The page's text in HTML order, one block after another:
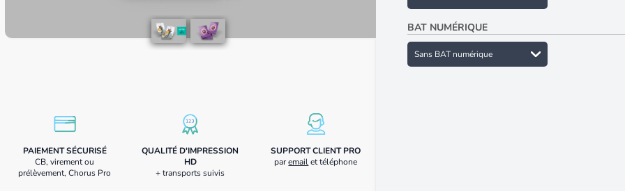
PAIEMENT SÉCURISÉ
CB, virement ou
prélèvement, Chorus Pro
QUALITÉ D'IMPRESSION
HD
+ transports suivis
SUPPORT CLIENT PRO
paremailet téléphone
BAT NUMÉRIQUE